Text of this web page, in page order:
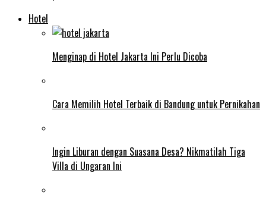
Hotel
Menginap di Hotel Jakarta Ini Perlu Dicoba
Cara Memilih Hotel Terbaik di Bandung untuk Pernikahan
Ingin Liburan dengan Suasana Desa? Nikmatilah Tiga
Villa di Ungaran Ini